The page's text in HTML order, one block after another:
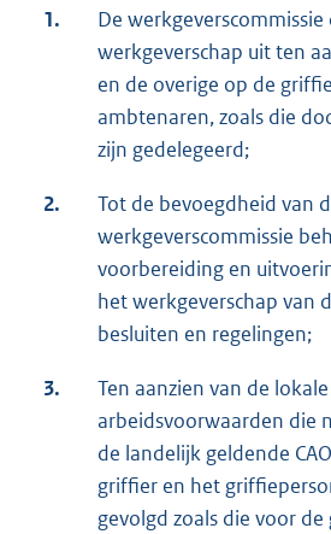
1.
De
werkgeverschap uit ten
en de overige op de
ambtenaren, zoals die
zijn gedelegeerd;
2.
Tot de bevoegdheid van
werkgeverscommissie
voorbereiding en
het werkgeverschap van
besluiten en regelingen;
3.
Ten aanzien van de
arbeidsvoorwaarden die
de landelijk geldende
griffier en het
gevolgd zoals die voor